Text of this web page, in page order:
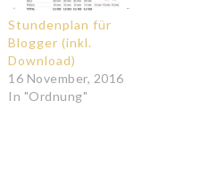
Stundenplan für
Blogger (inkl.
Download)
16 November, 2016
In "Ordnung"